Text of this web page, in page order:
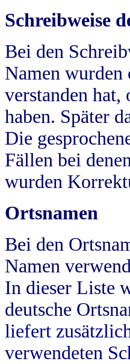
Schreibweise
Bei den
Namen
verstanden hat,
haben. Später
Die
Fällen bei
wurden
Ortsnamen
Bei den
Namen
In dieser Liste
deutsche
liefert
verwendeten